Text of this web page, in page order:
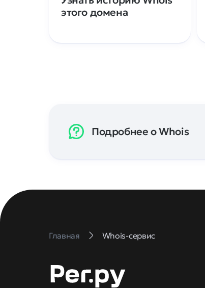
этого домена
Подробнее о Whois
Главная Whois-сервис